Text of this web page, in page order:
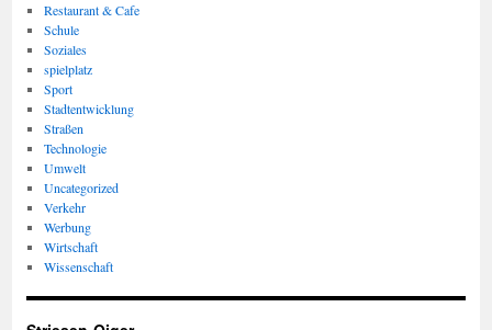
Restaurant & Cafe
Schule
Soziales
spielplatz
Sport
Stadtentwicklung
Straßen
Technologie
Umwelt
Uncategorized
Verkehr
Werbung
Wirtschaft
Wissenschaft